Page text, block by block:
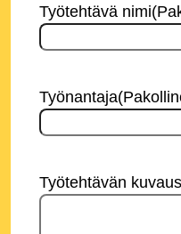
Työtehtävä nimi
Työnantaja
Työtehtävän kuvaus